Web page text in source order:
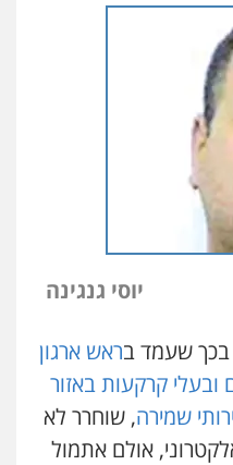
יוסי גנגינה
ראש ארגון
קרקעות באזור
שמירה, שוחרר לא
אולם אתמול